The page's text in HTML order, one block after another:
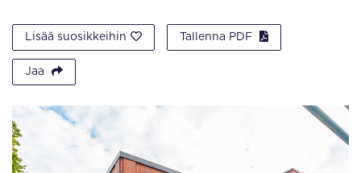
Lisää suosikkeihin Tallenna PDF
Jaa